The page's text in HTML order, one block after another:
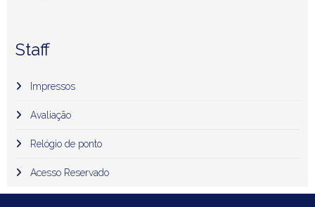
Staff
Impressos
Avaliação
Relógio de ponto
Acesso Reservado